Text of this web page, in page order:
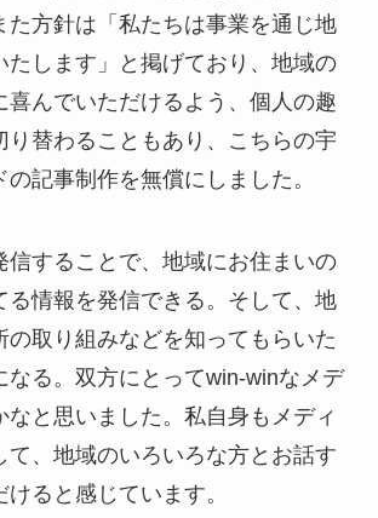
た方針は「私たちは事業を通じ地
たします」と掲げており、地域の
喜んでいただけるよう、個人の趣
り替わることもあり、こちらの宇
記事制作を無償にしました。
信することで、地域にお住まいの
る情報を発信できる。そして、地
の取り組みなどを知ってもらいた
なる。双方にとってwin-winなメデ
なと思いました。私自身もメディ
て、地域のいろいろな方とお話す
ると感じています。